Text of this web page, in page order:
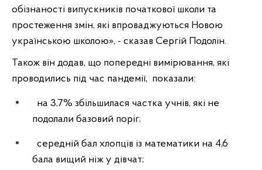
обізнаності випускників початкової школи та
простеження змін, які впроваджуються Новою
українською школою», - сказав Сергій Подолін.
Також він додав, що попередні вимірювання, які
проводились під час пандемії, показали:
на 3,7% збільшилася частка учнів, які не
подолали базовий поріг;
середній бал хлопців із математики на 4,6
бала вищий ніж у дівчат;